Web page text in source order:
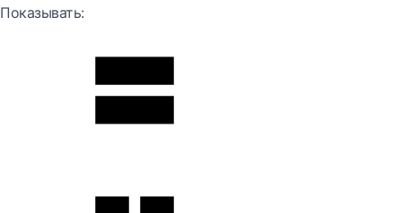
Показывать: